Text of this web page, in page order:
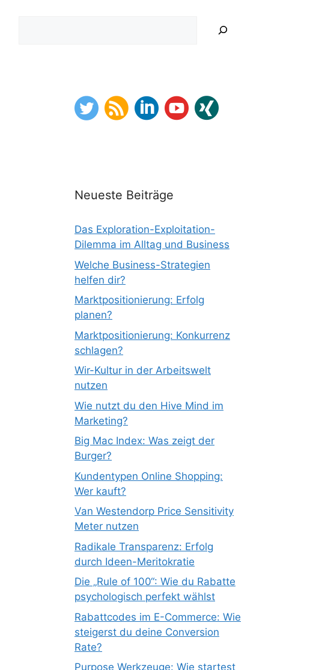
Neueste Beiträge
Das Exploration-Exploitation-
Dilemma im Alltag und Business
Welche Business-Strategien
helfen dir?
Marktpositionierung: Erfolg
planen?
Marktpositionierung: Konkurrenz
schlagen?
Wir-Kultur in der Arbeitswelt
nutzen
Wie nutzt du den Hive Mind im
Marketing?
Big Mac Index: Was zeigt der
Burger?
Kundentypen Online Shopping:
Wer kauft?
Van Westendorp Price Sensitivity
Meter nutzen
Radikale Transparenz: Erfolg
durch Ideen-Meritokratie
Die „Rule of 100“: Wie du Rabatte
psychologisch perfekt wählst
Rabattcodes im E-Commerce: Wie
steigerst du deine Conversion
Rate?
Purpose Werkzeuge: Wie startest